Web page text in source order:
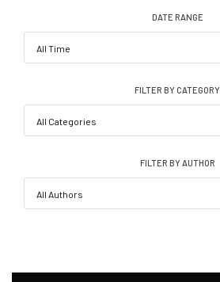
DATE RANGE
FILTER BY CATEGORY
FILTER BY AUTHOR